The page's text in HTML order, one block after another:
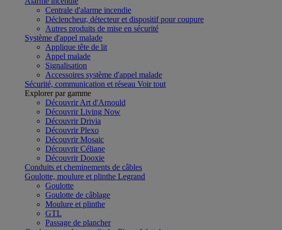
Centrale d'alarme incendie
Déclencheur, détecteur et dispositif pour coupure
Autres produits de mise en sécurité
Système d'appel malade
Applique tête de lit
Appel malade
Signalisation
Accessoires système d'appel malade
Sécurité, communication et réseau Voir tout
Explorer par gamme
Découvrir Art d'Arnould
Découvrir Living Now
Découvrir Drivia
Découvrir Plexo
Découvrir Mosaic
Découvrir Céliane
Découvrir Dooxie
Conduits et cheminements de câbles
Goulotte, moulure et plinthe Legrand
Goulotte
Goulotte de câblage
Moulure et plinthe
GTL
Passage de plancher